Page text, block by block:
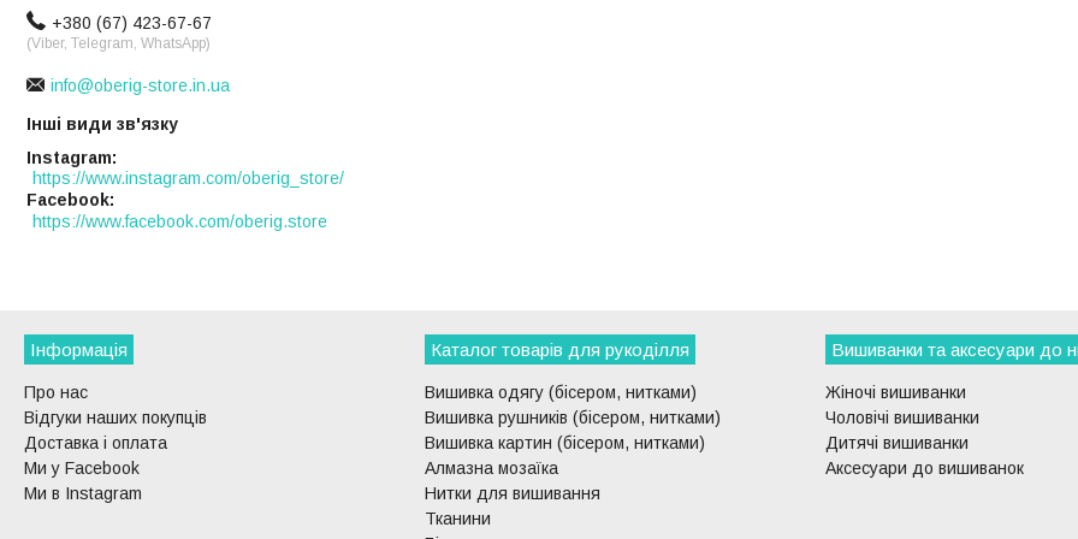
+380 (67) 423-67-67
(Viber, Telegram, WhatsApp)
info@oberig-store.in.ua
Інші види зв'язку
Instagram
https://www.instagram.com/oberig_store/
Facebook
https://www.facebook.com/oberig.store
Інформація
Про нас
Відгуки наших покупців
Доставка і оплата
Ми у Facebook
Ми в Instagram
Каталог товарів для рукоділля
Вишивка одягу (бісером, нитками)
Вишивка рушників (бісером, нитками)
Вишивка картин (бісером, нитками)
Алмазна мозаїка
Нитки для вишивання
Тканини
Вишиванки та аксесуари до
Жіночі вишиванки
Чоловічі вишиванки
Дитячі вишиванки
Аксесуари до вишиванок